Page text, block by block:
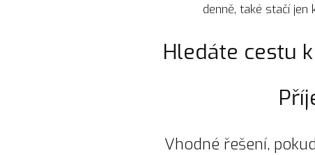
denně, také stačí jen
Hledáte cestu
Vhodné řešení,